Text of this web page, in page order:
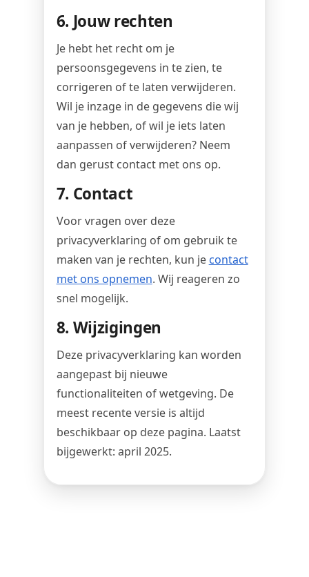
6. Jouw rechten
Je hebt het recht om je
persoonsgegevens in te zien, te
corrigeren of te laten verwijderen.
Wil je inzage in de gegevens die wij
van je hebben, of wil je iets laten
aanpassen of verwijderen? Neem
dan gerust contact met ons op.
7. Contact
Voor vragen over deze
privacyverklaring of om gebruik te
maken van je rechten, kun je contact
met ons opnemen. Wij reageren zo
snel mogelijk.
8. Wijzigingen
Deze privacyverklaring kan worden
aangepast bij nieuwe
functionaliteiten of wetgeving. De
meest recente versie is altijd
beschikbaar op deze pagina. Laatst
bijgewerkt: april 2025.